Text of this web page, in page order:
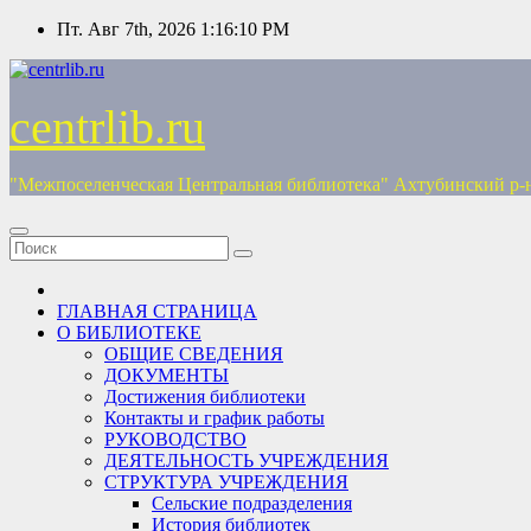
Перейти
содержимому
Пт. Авг 7th, 2026 1:16:10 PM
centrlib.ru
"Межпоселенческая Центральная библиотека" Ахтубинский р-
ГЛАВНАЯ СТРАНИЦА
О БИБЛИОТЕКЕ
ОБЩИЕ СВЕДЕНИЯ
ДОКУМЕНТЫ
Достижения библиотеки
Контакты и график работы
РУКОВОДСТВО
ДЕЯТЕЛЬНОСТЬ УЧРЕЖДЕНИЯ
СТРУКТУРА УЧРЕЖДЕНИЯ
Сельские подразделения
История библиотек